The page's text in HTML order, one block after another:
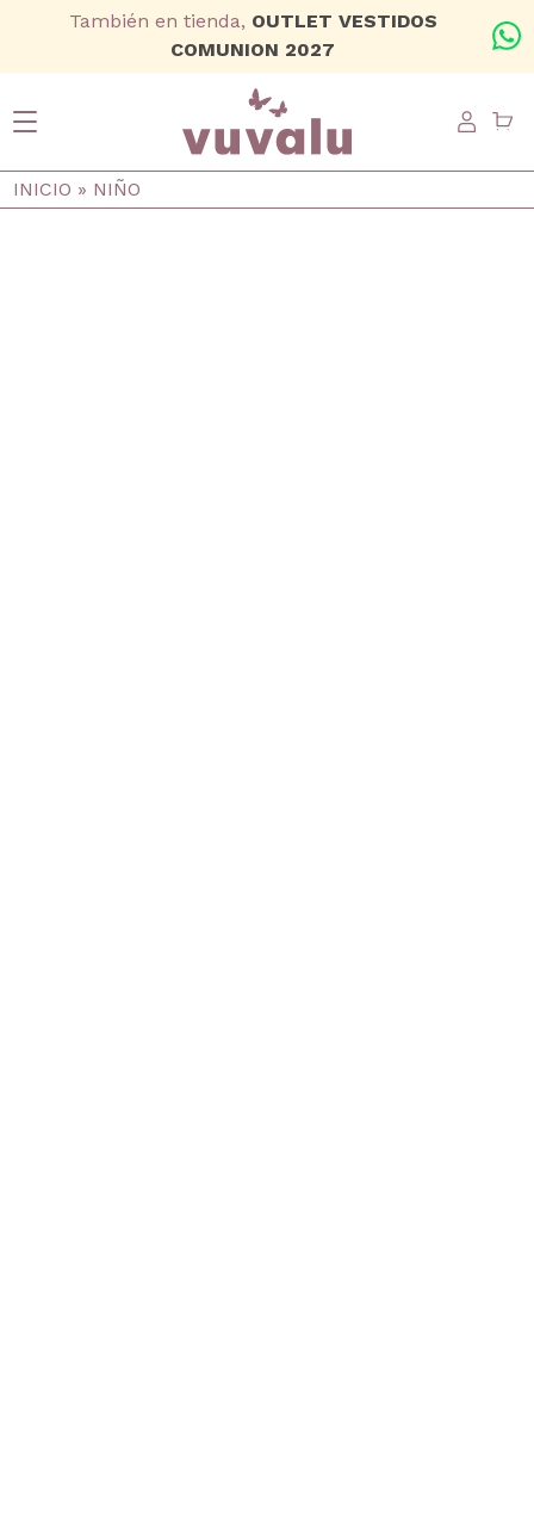
Ir al contenido principal
También en tienda, OUTLET VESTIDOS
COMUNION 2027
Ruta de navegación
INICIO NIÑO